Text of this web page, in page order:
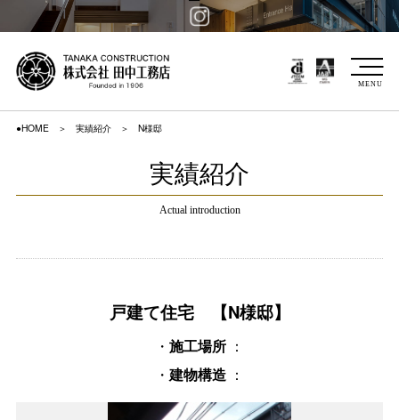
MENU
●HOME 実績紹介 N様邸
実績紹介
Actual introduction
戸建て住宅 【N様邸】
・ 施工場所 ：
・ 建物構造 ：